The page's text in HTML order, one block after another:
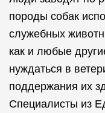
породы собак
служебных
как и любые
нуждаться в
поддержания их
Специалисты из